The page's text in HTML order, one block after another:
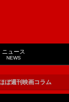
ニュース
NEWS
ぼ週刊映画コラム